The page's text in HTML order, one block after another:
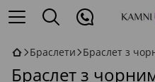
Браслети Браслет з
Браслет з